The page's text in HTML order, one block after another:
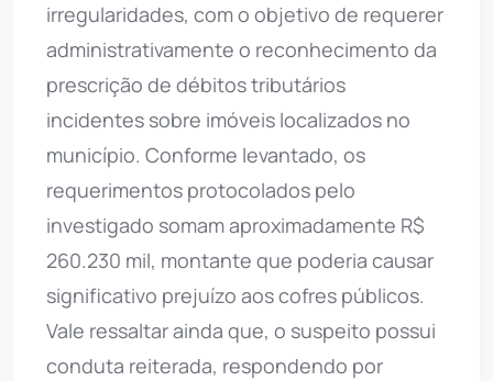
irregularidades, com o objetivo de requerer
administrativamente o reconhecimento da
prescrição de débitos tributários
incidentes sobre imóveis localizados no
município. Conforme levantado, os
requerimentos protocolados pelo
investigado somam aproximadamente R$
260.230 mil, montante que poderia causar
significativo prejuízo aos cofres públicos.
Vale ressaltar ainda que, o suspeito possui
conduta reiterada, respondendo por